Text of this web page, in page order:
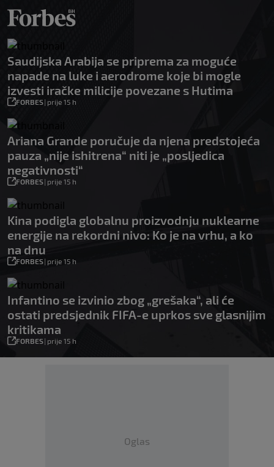
Saudijska Arabija se priprema za moguće
napade na luke i aerodrome koje bi mogle
izvesti iračke milicije povezane s Hutima
FORBES| prije 15 h
Ariana Grande poručuje da njena predstojeća
pauza „nije ishitrena“ niti je „posljedica
negativnosti“
FORBES| prije 15 h
Kina podigla globalnu proizvodnju nuklearne
energije na rekordni nivo: Ko je na vrhu, a ko
na dnu
FORBES| prije 15 h
Infantino se izvinio zbog „grešaka“, ali će
ostati predsjednik FIFA-e uprkos sve glasnijim
kritikama
FORBES| prije 15 h
Oglas